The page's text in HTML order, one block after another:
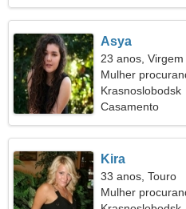
Asya
23 anos, Virgem
Mulher
Krasnoslobodsk
Casamento
Kira
33 anos, Touro
Mulher